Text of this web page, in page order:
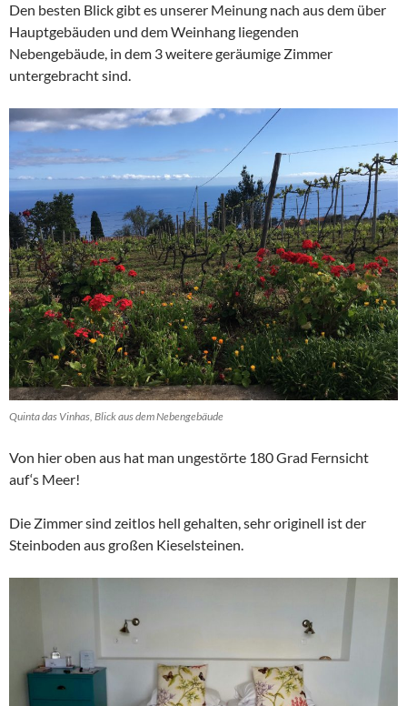
Den besten Blick gibt es unserer Meinung nach aus dem über
Hauptgebäuden und dem Weinhang liegenden
Nebengebäude, in dem 3 weitere geräumige Zimmer
untergebracht sind.
Quinta das Vinhas, Blick aus dem Nebengebäude
Von hier oben aus hat man ungestörte 180 Grad Fernsicht
auf‘s Meer!
Die Zimmer sind zeitlos hell gehalten, sehr originell ist der
Steinboden aus großen Kieselsteinen.